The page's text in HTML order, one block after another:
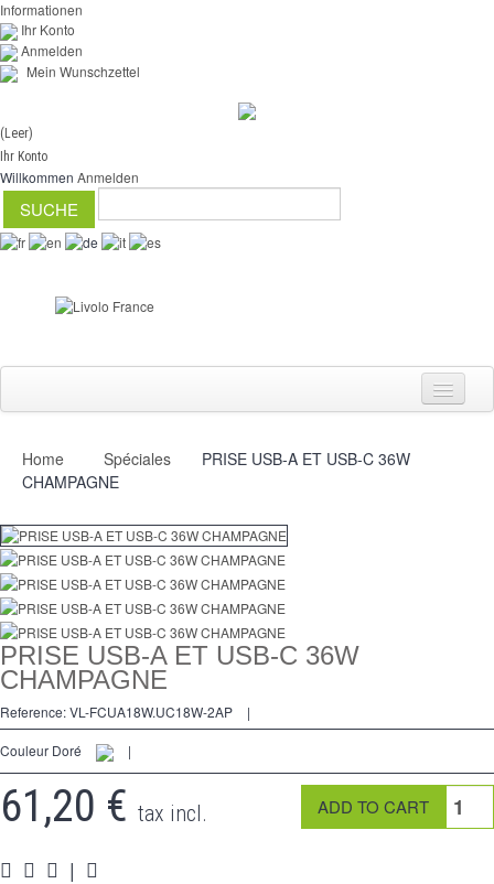
Informationen
Ihr Konto
Anmelden
Mein Wunschzettel
(Leer)
Ihr Konto
Willkommen Anmelden
Schalter
Kreuzschalters
Steckdose
Spéciales
Zubehör
Pièces
Medien
Programme Revendeur - LIVOLO France Site Officiel
Home Spéciales
PRISE USB-A ET USB-C 36W
CHAMPAGNE
PRISE USB-A ET USB-C 36W
CHAMPAGNE
Reference:VL-FCUA18W.UC18W-2AP |
Couleur Doré |
61,20 € tax incl.
|